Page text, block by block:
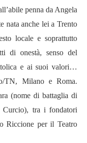
penna da Angela
nata anche lei a Trento
locale e soprattutto
di onestà, senso del
e ai suoi valori…
TN, Milano e Roma.
(nome di battaglia di
Curcio), tra i fondatori
Riccione per il Teatro